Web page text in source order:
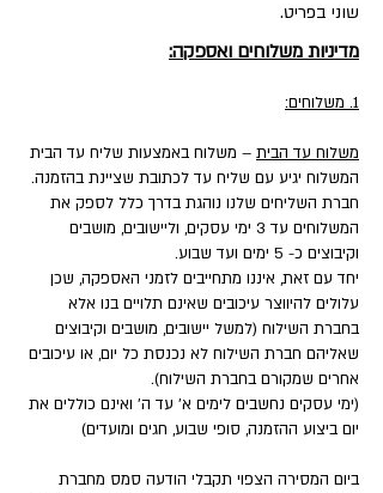
שוני בפריט.
מדיניות משלוחים ואספקה:
1. משלוחים:
משלוח עד הבית – משלוח באמצעות שליח עד הבית
המשלוח יגיע עם שליח עד לכתובת שציינת בהזמנה.
חברת השליחים שלנו נוהגת בדרך כלל לספק את
המשלוחים עד 3 ימי עסקים, וליישובים, מושבים
וקיבוצים כ- 5 ימים ועד שבוע.
יחד עם זאת, איננו מתחייבים לזמני האספקה, שכן
עלולים להיווצר עיכובים שאינם תלויים בנו אלא
בחברת השילוח (למשל יישובים, מושבים וקיבוצים
שאליהם חברת השילוח לא נכנסת כל יום, או עיכובים
אחרים שמקורם בחברת השילוח).
(ימי עסקים נחשבים לימים א' עד ה' ואינם כוללים את
יום ביצוע ההזמנה, סופי שבוע, חגים ומועדים)
ביום המסירה הצפוי תקבלי הודעה סמס מחברת